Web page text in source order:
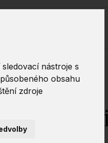
nástroje s
obsahu
zdroje